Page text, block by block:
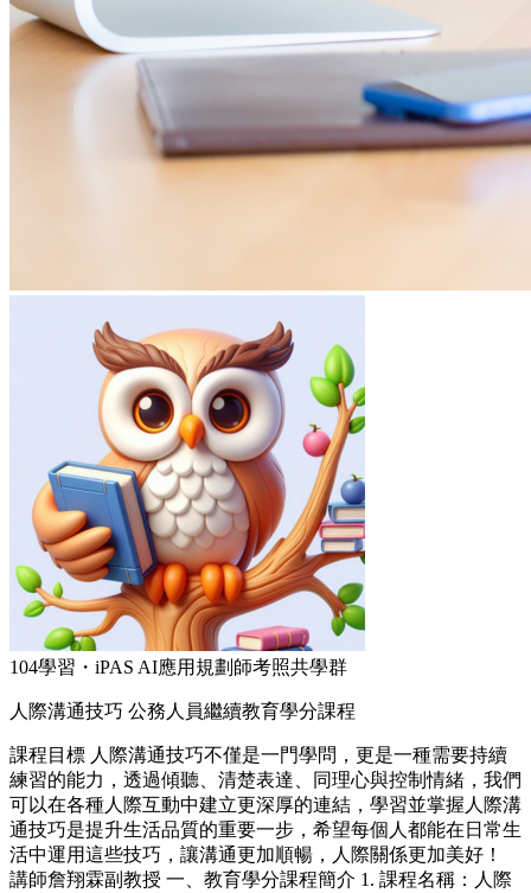
104學習・iPAS AI應用規劃師考照共學群
人際溝通技巧 公務人員繼續教育學分課程
課程目標 人際溝通技巧不僅是一門學問，更是一種需要持續
練習的能力，透過傾聽、清楚表達、同理心與控制情緒，我們
可以在各種人際互動中建立更深厚的連結，學習並掌握人際溝
通技巧是提升生活品質的重要一步，希望每個人都能在日常生
活中運用這些技巧，讓溝通更加順暢，人際關係更加美好！
講師詹翔霖副教授 一、教育學分課程簡介 1. 課程名稱：人際